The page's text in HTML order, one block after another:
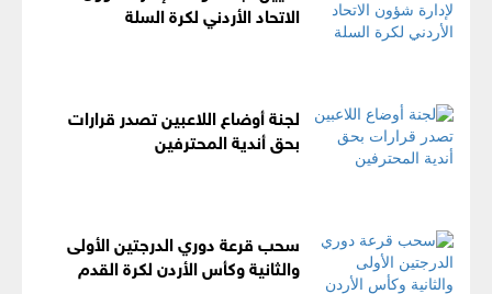
الاتحاد الأردني لكرة السلة
لجنة أوضاع اللاعبين تصدر قرارات
بحق أندية المحترفين
سحب قرعة دوري الدرجتين الأولى
والثانية وكأس الأردن لكرة القدم